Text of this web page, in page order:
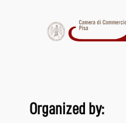
Organized by: